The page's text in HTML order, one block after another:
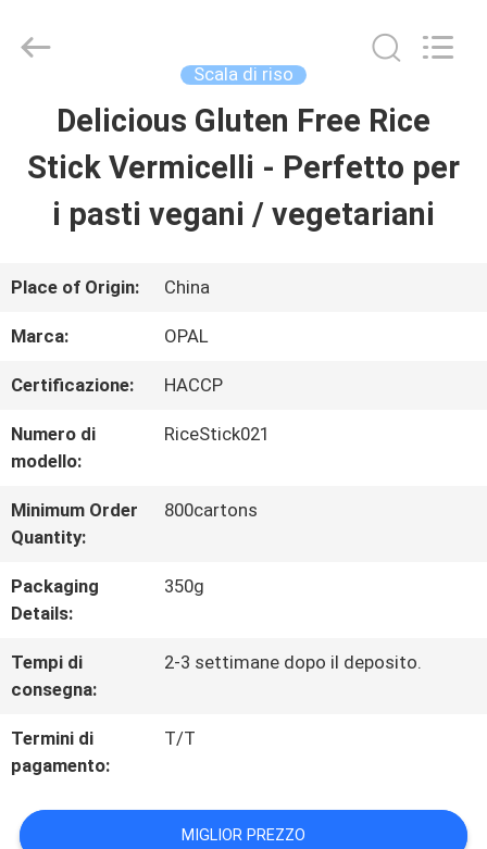
CASA
PRODOTTI
CIRCA
NOI
DELLA
FABBRICA
CONTROLLO
DI
QUALITÀ
CONTATTICI
RICHIEDA
Industrial
Scala di riso
Delicious Gluten Free Rice
Stick Vermicelli - Perfetto per
i pasti vegani / vegetariani
Place of Origin: China
Marca: OPAL
Certificazione: HACCP
Numero di
modello:
RiceStick021
Minimum Order
Quantity:
800cartons
Packaging
Details:
350g
Tempi di
consegna:
2-3 settimane dopo il deposito.
Termini di
pagamento:
T/T
MIGLIOR PREZZO